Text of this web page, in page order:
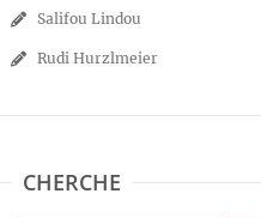
Salifou Lindou
Rudi Hurzlmeier
CHERCHE